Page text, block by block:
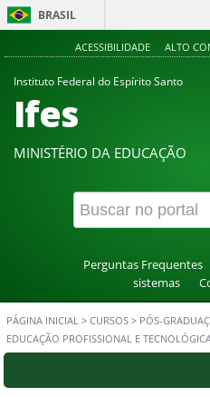
BRASIL
ACESSIBILIDADE ALTO
Instituto Federal do Espírito Santo
Ifes
MINISTÉRIO DA EDUCAÇÃO
Perguntas Frequentes
sistemas
PÁGINA INICIAL > CURSOS > PÓS-
EDUCAÇÃO PROFISSIONAL E